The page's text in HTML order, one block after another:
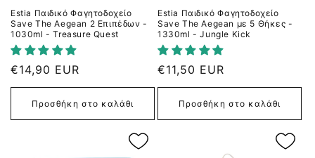
Estia Παιδικό Φαγητοδοχείο
Save The Aegean 2 Επιπέδων -
1030ml - Treasure Quest
Κανονική
τιμή
€14,90 EUR
Προσθήκη στο καλάθι
Estia Παιδικό Φαγητοδοχείο
Save The Aegean με 5 Θήκες -
1330ml - Jungle Kick
Κανονική
τιμή
€11,50 EUR
Προσθήκη στο καλάθι